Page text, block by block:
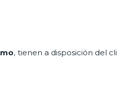
, tienen a disposición del